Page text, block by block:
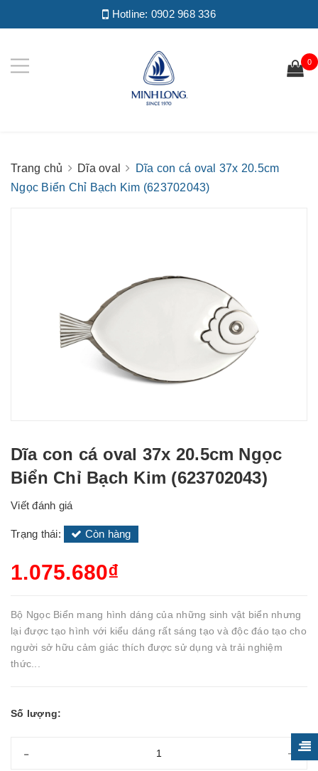
Hotline: 0902 968 336
0
Trang chủ Dĩa oval
Dĩa con cá oval 37x 20.5cm
Ngọc Biển Chỉ Bạch Kim (623702043)
Dĩa con cá oval 37x 20.5cm Ngọc
Biển Chỉ Bạch Kim (623702043)
Viết đánh giá
Trạng thái: Còn hàng
1.075.680₫
Bộ Ngọc Biển mang hình dáng của những sinh vật biển nhưng
lại được tạo hình với kiểu dáng rất sáng tạo và độc đáo tạo cho
người sở hữu cảm giác thích được sử dụng và trải nghiệm
thức...
Số lượng:
- +